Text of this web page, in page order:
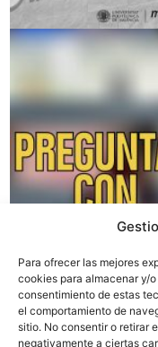
Para ofrecer las mejores
cookies para almacenar y/
consentimiento de estas
el comportamiento de
sitio. No consentir o retirar
negativamente a ciertas